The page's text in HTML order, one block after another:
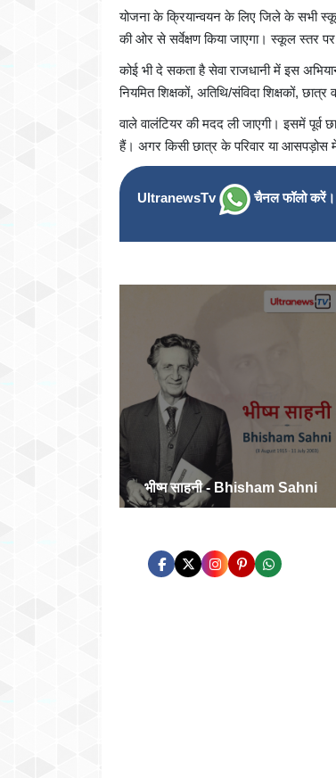
योजना के क्रियान्वयन के लिए जिले के सभी
की ओर से सर्वेक्षण किया जाएगा। स्कूल स्तर
कोई भी दे सकता है सेवा राजधानी में इस
नियमित शिक्षकों, अतिथि/संविदा शिक्षकों,
वाले वालंटियर की मदद ली जाएगी। इसमें पूर्व
हैं। अगर किसी छात्र के परिवार या आसपड़ोस में
UltranewsTv चैनल फॉलो करें।
भीष्म साहनी - Bhisham Sahni